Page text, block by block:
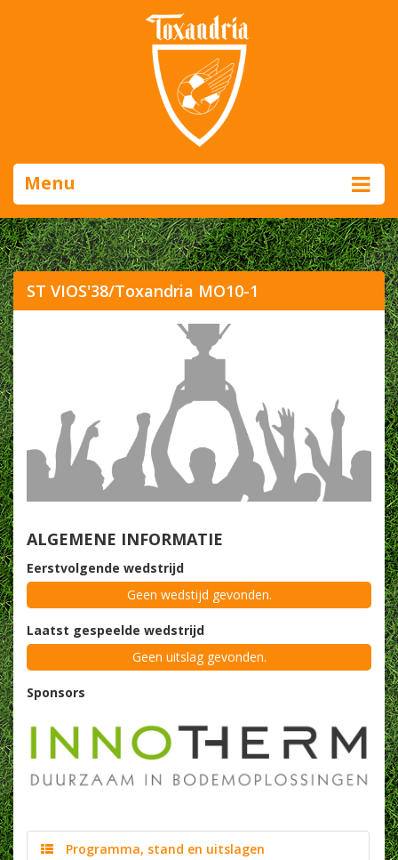
Menu
ST VIOS'38/Toxandria MO10-1
ALGEMENE INFORMATIE
Eerstvolgende wedstrijd
Geen wedstijd gevonden.
Laatst gespeelde wedstrijd
Geen uitslag gevonden.
Sponsors
Programma, stand en uitslagen